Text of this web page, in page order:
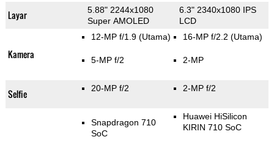
Layar
5.88" 2244x1080
Super AMOLED
6.3" 2340x1080 IPS
LCD
Kamera
12-MP f/1.9 (Utama)
5-MP f/2
16-MP f/2.2 (Utama)
2-MP
Selfie 20-MP f/2 2-MP f/2
Snapdragon 710
SoC
Huawei HiSilicon
KIRIN 710 SoC